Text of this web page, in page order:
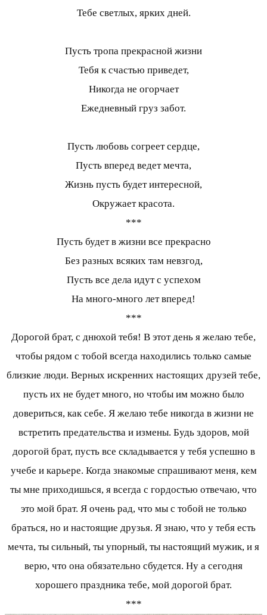
Тебе светлых, ярких дней.
Пусть тропа прекрасной жизни
Тебя к счастью приведет,
Никогда не огорчает
Ежедневный груз забот.
Пусть любовь согреет сердце,
Пусть вперед ведет мечта,
Жизнь пусть будет интересной,
Окружает красота.
***
Пусть будет в жизни все прекрасно
Без разных всяких там невзгод,
Пусть все дела идут с успехом
На много-много лет вперед!
***
Дорогой брат, с днюхой тебя! В этот день я желаю тебе,
чтобы рядом с тобой всегда находились только самые
близкие люди. Верных искренних настоящих друзей тебе,
пусть их не будет много, но чтобы им можно было
довериться, как себе. Я желаю тебе никогда в жизни не
встретить предательства и измены. Будь здоров, мой
дорогой брат, пусть все складывается у тебя успешно в
учебе и карьере. Когда знакомые спрашивают меня, кем
ты мне приходишься, я всегда с гордостью отвечаю, что
это мой брат. Я очень рад, что мы с тобой не только
браться, но и настоящие друзья. Я знаю, что у тебя есть
мечта, ты сильный, ты упорный, ты настоящий мужик, и я
верю, что она обязательно сбудется. Ну а сегодня
хорошего праздника тебе, мой дорогой брат.
***